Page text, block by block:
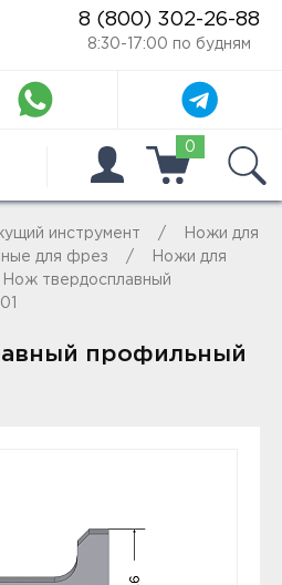
8 (800) 302-26-88
8:30-17:00 по будням
0
инструмент
Ножи для
для фрез
Ножи для
Нож твердосплавный
профильный